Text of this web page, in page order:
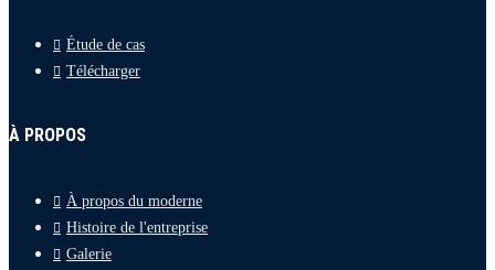
Étude de cas
Télécharger
À PROPOS
À propos du moderne
Histoire de l'entreprise
Galerie